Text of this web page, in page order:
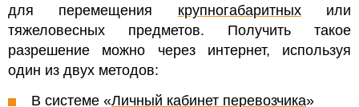
для перемещения крупногабаритныхили
тяжеловесных предметов. Получить такое
разрешение можно через интернет, используя
один из двух методов:
В системе «Личный кабинет перевозчика»